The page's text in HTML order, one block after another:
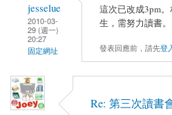
jesselue
2010-03-
29 (週一)
20:27
固定網址
這次已改成3pm
生，需努力讀書。
發表回應前，請先登
Re: 第三次讀書